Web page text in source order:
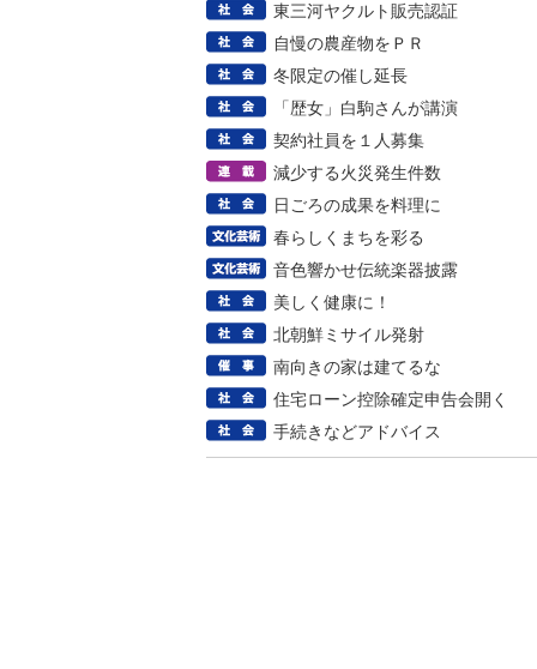
東三河ヤクルト販売認証
自慢の農産物をＰＲ
冬限定の催し延長
「歴女」白駒さんが講演
契約社員を１人募集
減少する火災発生件数
日ごろの成果を料理に
春らしくまちを彩る
音色響かせ伝統楽器披露
美しく健康に！
北朝鮮ミサイル発射
南向きの家は建てるな
住宅ローン控除確定申告会開く
手続きなどアドバイス